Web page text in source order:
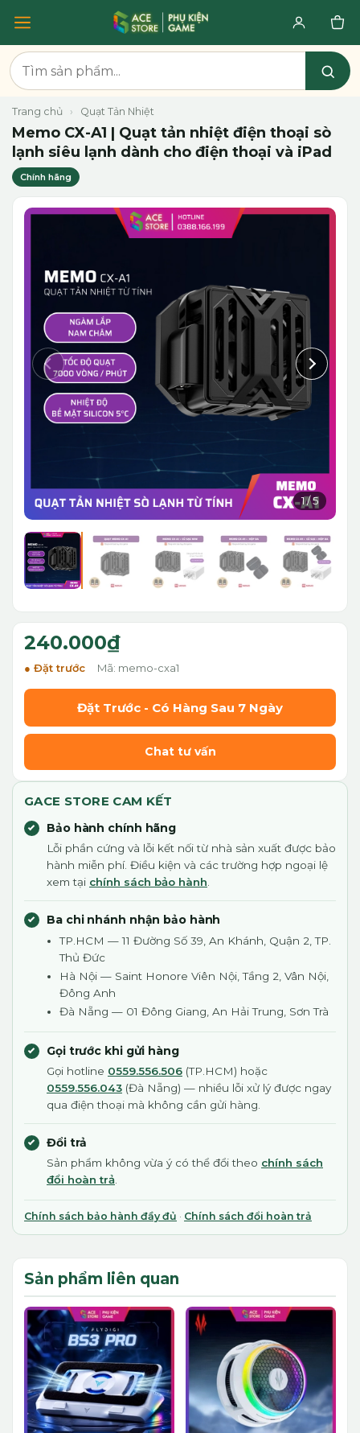
Trang chủ › Quạt Tản Nhiệt
Memo CX-A1 | Quạt tản nhiệt điện thoại sò
lạnh siêu lạnh dành cho điện thoại và iPad
Chính hãng
1/5
240.000₫
Đặt trước Mã: memo-cxa1
Đặt Trước - Có Hàng Sau 7 Ngày
Chat tư vấn
GACE STORE CAM KẾT
Bảo hành chính hãng
Lỗi phần cứng và lỗi kết nối từ nhà sản xuất được bảo
hành miễn phí. Điều kiện và các trường hợp ngoại lệ
xem tại chính sách bảo hành
Ba chi nhánh nhận bảo hành
TP.HCM — 11 Đường Số 39, An Khánh, Quận 2, TP.
Thủ Đức
Hà Nội — Saint Honore Viên Nội, Tầng 2, Vân Nội,
Đông Anh
Đà Nẵng — 01 Đông Giang, An Hải Trung, Sơn Trà
Gọi trước khi gửi hàng
Gọi hotline 0559.556.506 (TP.HCM) hoặc
0559.556.043 (Đà Nẵng) — nhiều lỗi xử lý được ngay
qua điện thoại mà không cần gửi hàng.
Đổi trả
Sản phẩm không vừa ý có thể đổi theo chính sách
đổi hoàn trả
Chính sách bảo hành đầy đủ · Chính sách đổi hoàn trả
Sản phẩm liên quan